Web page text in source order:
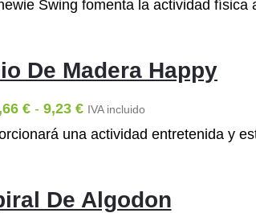
Swing fomenta la actividad física
De Madera Happy
€ - 9,23 € IVA incluido
una actividad entretenida y
De Algodon